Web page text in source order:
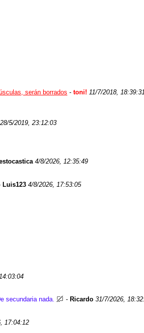
serán borrados - toni! 11/7/2018, 18:39:31
28/5/2019, 23:12:03
4/8/2026, 12:35:49
Luis123 4/8/2026, 17:53:05
secundaria nada. - Ricardo 31/7/2026,
17:04:12